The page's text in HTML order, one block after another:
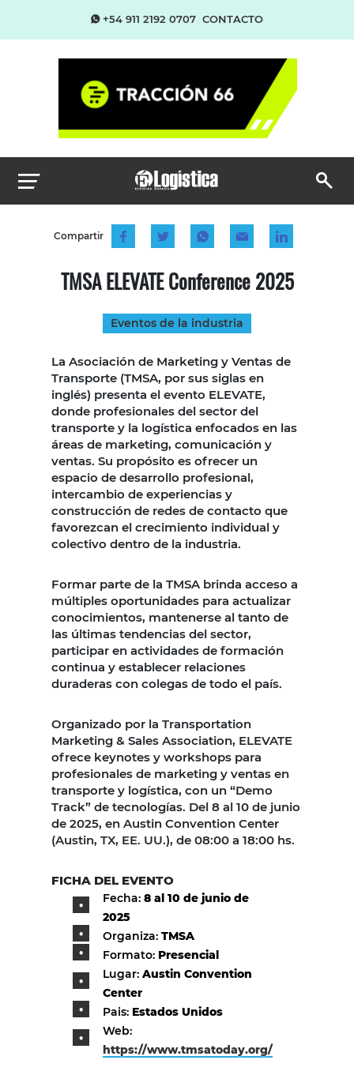
+54 911 2192 0707 CONTACTO
Compartir
TMSA ELEVATE Conference 2025
Eventos de la industria
La Asociación de Marketing y Ventas de
Transporte (TMSA, por sus siglas en
inglés) presenta el evento ELEVATE,
donde profesionales del sector del
transporte y la logística enfocados en las
áreas de marketing, comunicación y
ventas. Su propósito es ofrecer un
espacio de desarrollo profesional,
intercambio de experiencias y
construcción de redes de contacto que
favorezcan el crecimiento individual y
colectivo dentro de la industria.
Formar parte de la TMSA brinda acceso a
múltiples oportunidades para actualizar
conocimientos, mantenerse al tanto de
las últimas tendencias del sector,
participar en actividades de formación
continua y establecer relaciones
duraderas con colegas de todo el país.
Organizado por la Transportation
Marketing & Sales Association, ELEVATE
ofrece keynotes y workshops para
profesionales de marketing y ventas en
transporte y logística, con un “Demo
Track” de tecnologías. Del 8 al 10 de junio
de 2025, en Austin Convention Center
(Austin, TX, EE. UU.), de 08:00 a 18:00 hs.
FICHA DEL EVENTO
Fecha: 8 al 10 de junio de
2025
Organiza: TMSA
Formato: Presencial
Lugar: Austin Convention
Center
Pais: Estados Unidos
Web:
https://www.tmsatoday.org/